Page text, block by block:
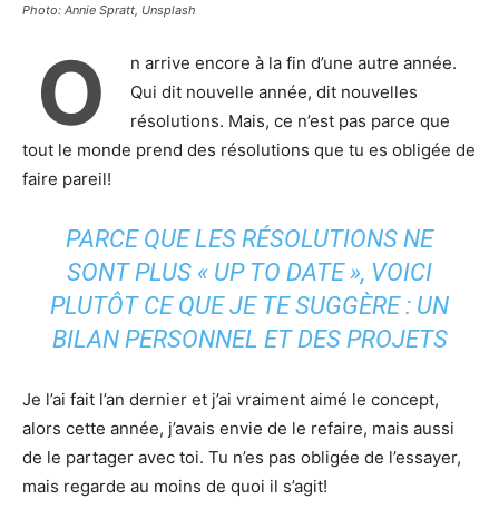
Photo: Annie Spratt, Unsplash
O
n arrive encore à la fin d’une autre année.
Qui dit nouvelle année, dit nouvelles
résolutions. Mais, ce n’est pas parce que
tout le monde prend des résolutions que tu es obligée de
faire pareil!
PARCE QUE LES RÉSOLUTIONS NE
SONT PLUS « UP TO DATE », VOICI
PLUTÔT CE QUE JE TE SUGGÈRE : UN
BILAN PERSONNEL ET DES PROJETS
Je l’ai fait l’an dernier et j’ai vraiment aimé le concept,
alors cette année, j’avais envie de le refaire, mais aussi
de le partager avec toi. Tu n’es pas obligée de l’essayer,
mais regarde au moins de quoi il s’agit!